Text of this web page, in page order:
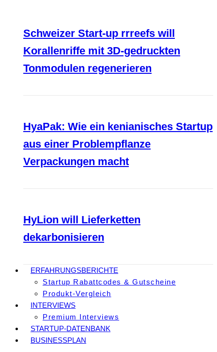
Schweizer Start-up rrreefs will
Korallenriffe mit 3D-gedruckten
Tonmodulen regenerieren
HyaPak: Wie ein kenianisches Startup
aus einer Problempflanze
Verpackungen macht
HyLion will Lieferketten
dekarbonisieren
ERFAHRUNGSBERICHTE
Startup Rabattcodes & Gutscheine
Produkt-Vergleich
INTERVIEWS
Premium Interviews
STARTUP-DATENBANK
BUSINESSPLAN